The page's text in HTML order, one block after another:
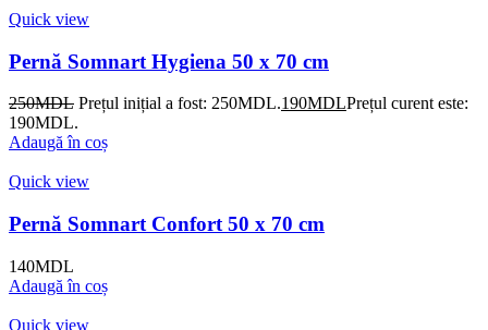
Quick view
Pernă Somnart Hygiena 50 x 70 cm
250MDL Prețul inițial a fost: 250MDL.190MDLPrețul curent este:
190MDL.
Adaugă în coș
Quick view
Pernă Somnart Confort 50 x 70 cm
140MDL
Adaugă în coș
Quick view